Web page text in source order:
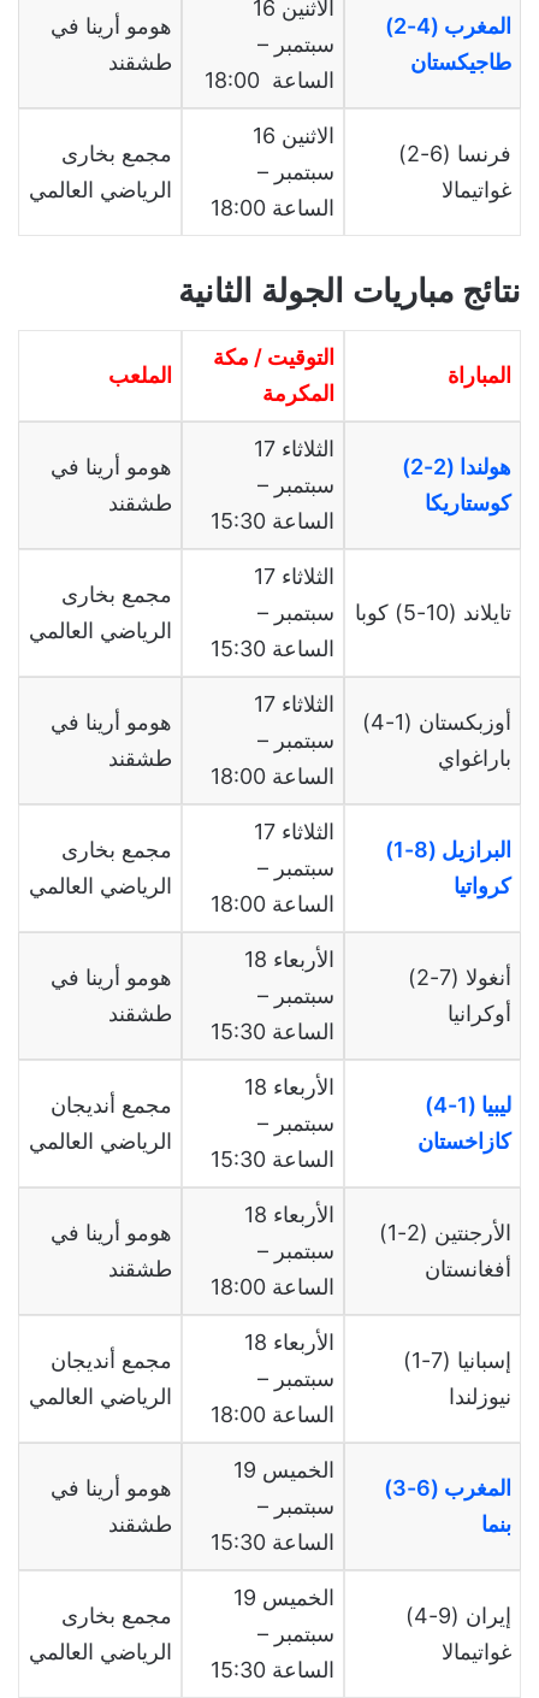
المغرب (4-2)
طاجيكستان
الاثنين 16
سبتمبر –
الساعة 18:00
هومو أرينا في
طشقند
فرنسا (6-2)
غواتيمالا
الاثنين 16
سبتمبر –
الساعة 18:00
مجمع بخارى
الرياضي العالمي
نتائج مباريات الجولة الثانية
المباراة
التوقيت / مكة
المكرمة
الملعب
هولندا (2-2)
كوستاريكا
الثلاثاء 17
سبتمبر –
الساعة 15:30
هومو أرينا في
طشقند
تايلاند (10-5) كوبا
الثلاثاء 17
سبتمبر –
الساعة 15:30
مجمع بخارى
الرياضي العالمي
أوزبكستان (1-4)
باراغواي
الثلاثاء 17
سبتمبر –
الساعة 18:00
هومو أرينا في
طشقند
البرازيل (8-1)
كرواتيا
الثلاثاء 17
سبتمبر –
الساعة 18:00
مجمع بخارى
الرياضي العالمي
أنغولا (7-2)
أوكرانيا
الأربعاء 18
سبتمبر –
الساعة 15:30
هومو أرينا في
طشقند
ليبيا (1-4)
كازاخستان
الأربعاء 18
سبتمبر –
الساعة 15:30
مجمع أنديجان
الرياضي العالمي
الأرجنتين (2-1)
أفغانستان
الأربعاء 18
سبتمبر –
الساعة 18:00
هومو أرينا في
طشقند
إسبانيا (7-1)
نيوزلندا
الأربعاء 18
سبتمبر –
الساعة 18:00
مجمع أنديجان
الرياضي العالمي
المغرب (6-3)
بنما
الخميس 19
سبتمبر –
الساعة 15:30
هومو أرينا في
طشقند
إيران (9-4)
غواتيمالا
الخميس 19
سبتمبر –
الساعة 15:30
مجمع بخارى
الرياضي العالمي